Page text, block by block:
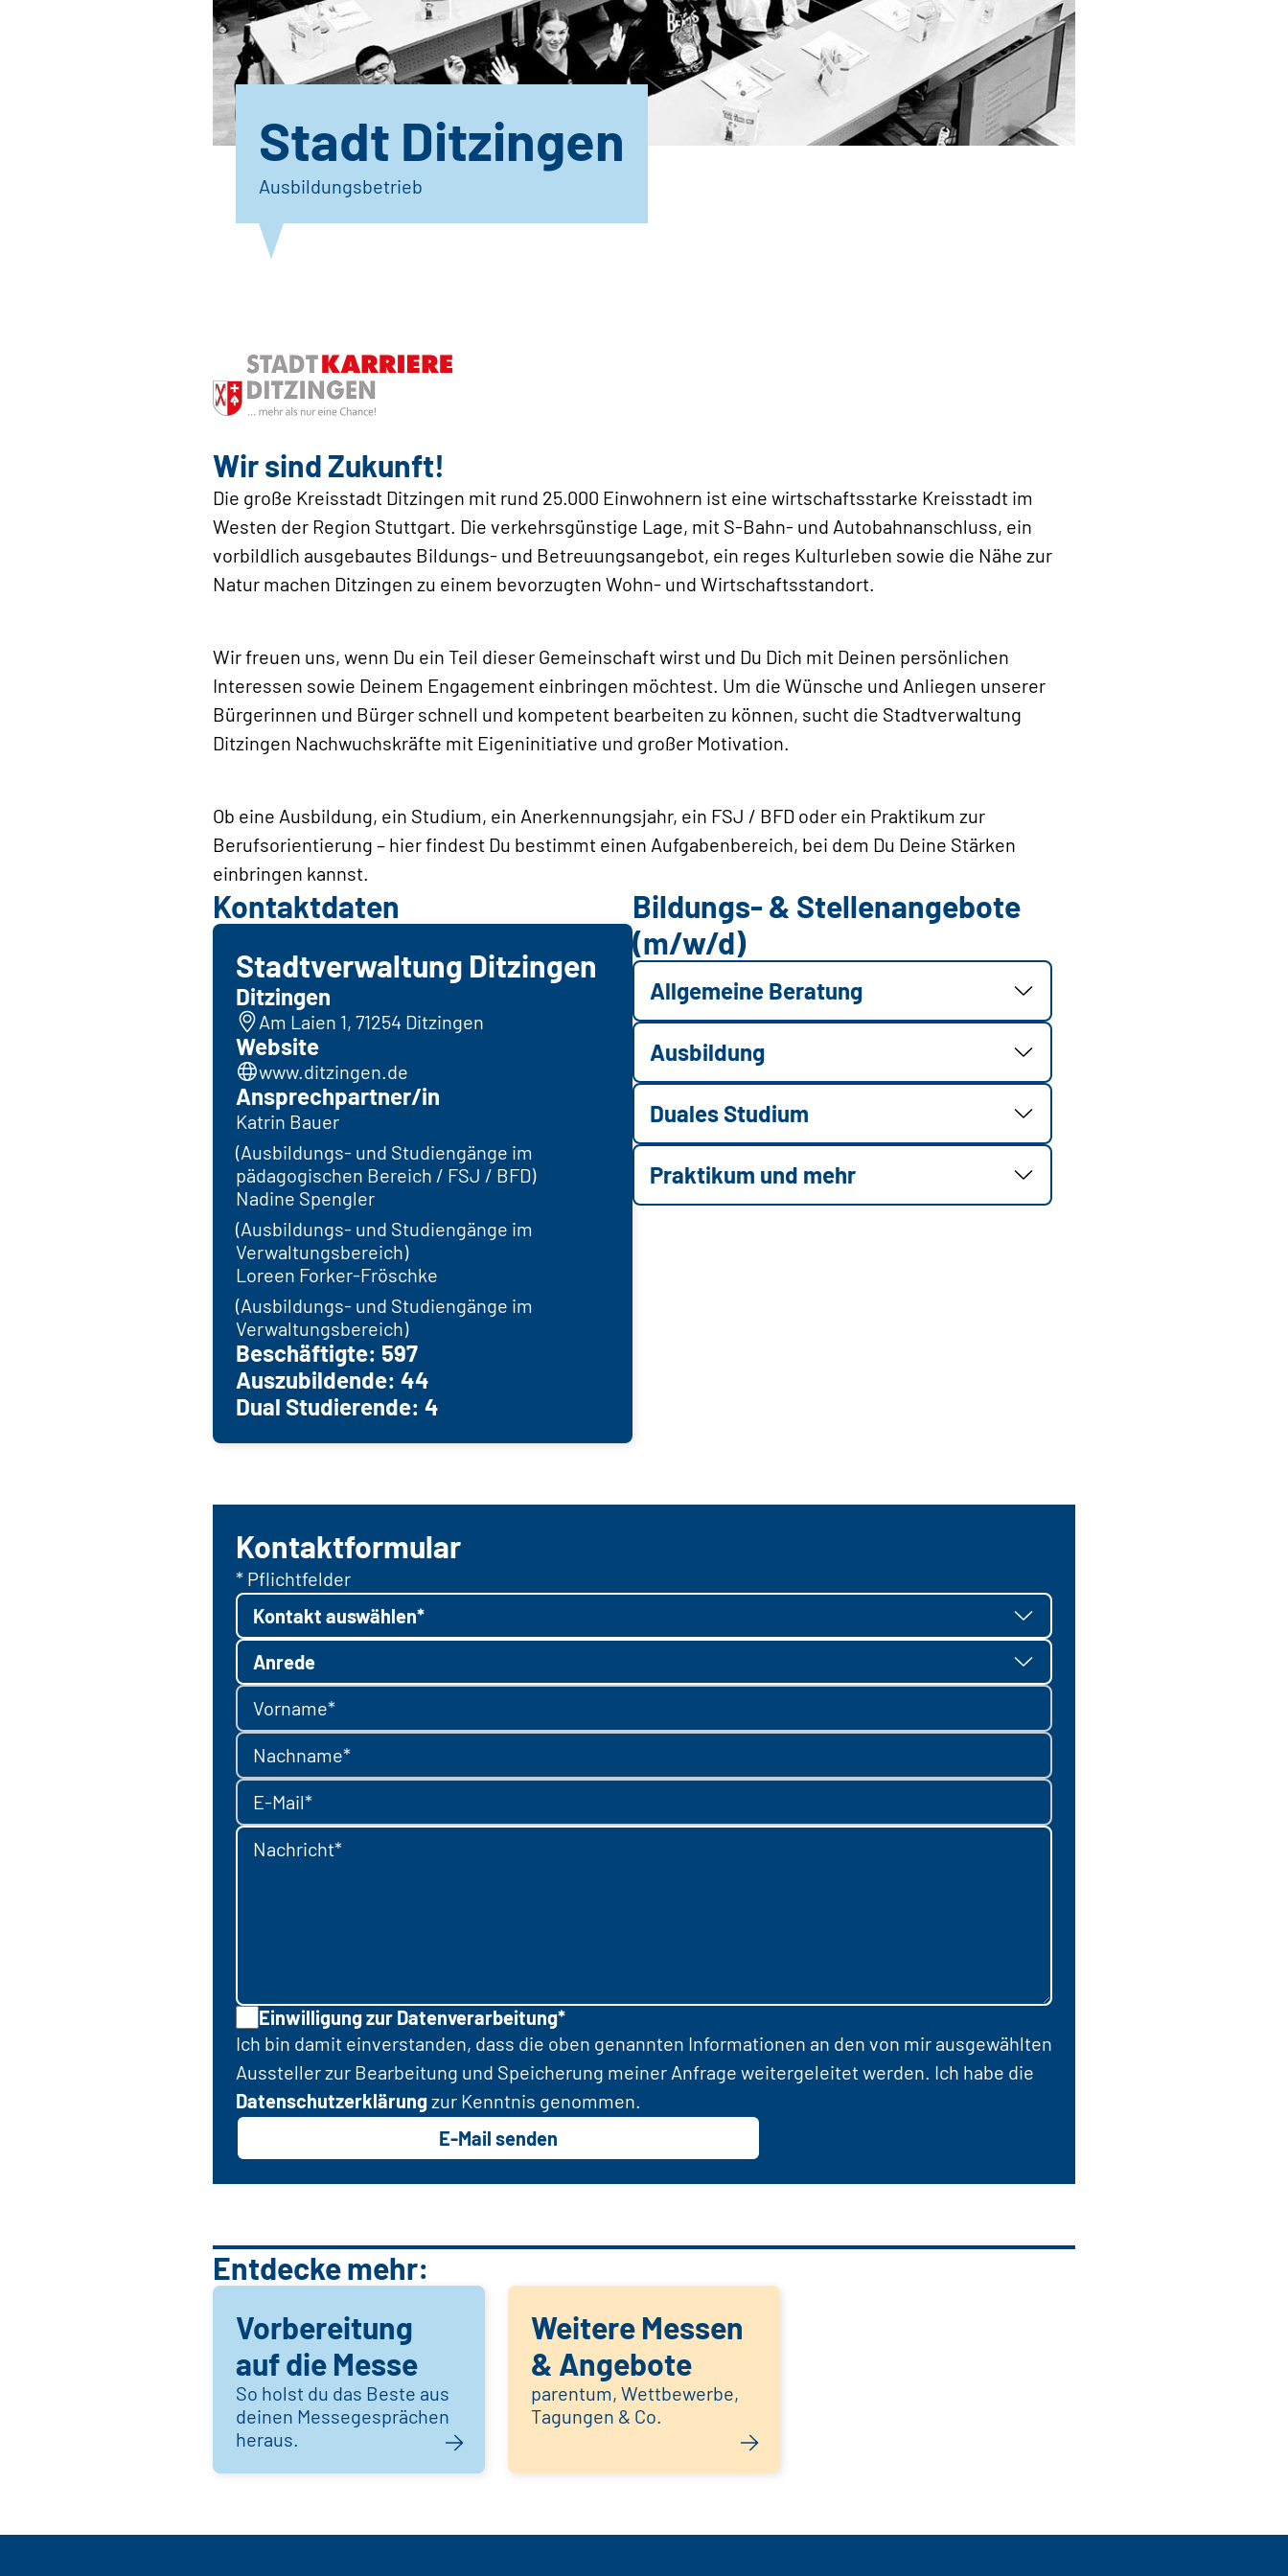
Stadt Ditzingen
Ausbildungsbetrieb
Wir sind Zukunft!
Die große Kreisstadt Ditzingen mit rund 25.000 Einwohnern ist eine wirtschaftsstarke Kreisstadt im
Westen der Region Stuttgart. Die verkehrsgünstige Lage, mit S-Bahn- und Autobahnanschluss, ein
vorbildlich ausgebautes Bildungs- und Betreuungsangebot, ein reges Kulturleben sowie die Nähe zur
Natur machen Ditzingen zu einem bevorzugten Wohn- und Wirtschaftsstandort.
Wir freuen uns, wenn Du ein Teil dieser Gemeinschaft wirst und Du Dich mit Deinen persönlichen
Interessen sowie Deinem Engagement einbringen möchtest. Um die Wünsche und Anliegen unserer
Bürgerinnen und Bürger schnell und kompetent bearbeiten zu können, sucht die Stadtverwaltung
Ditzingen Nachwuchskräfte mit Eigeninitiative und großer Motivation.
Ob eine Ausbildung, ein Studium, ein Anerkennungsjahr, ein FSJ / BFD oder ein Praktikum zur
Berufsorientierung – hier findest Du bestimmt einen Aufgabenbereich, bei dem Du Deine Stärken
einbringen kannst.
Kontaktdaten
Stadtverwaltung Ditzingen
Ditzingen
Am Laien 1, 71254 Ditzingen
Website
www.ditzingen.de
Ansprechpartner/in
Katrin Bauer
(Ausbildungs- und Studiengänge im
pädagogischen Bereich / FSJ / BFD)
Nadine Spengler
(Ausbildungs- und Studiengänge im
Verwaltungsbereich)
Loreen Forker-Fröschke
(Ausbildungs- und Studiengänge im
Verwaltungsbereich)
Beschäftigte: 597
Auszubildende: 44
Dual Studierende: 4
Bildungs- & Stellenangebote
(m/w/d)
Allgemeine Beratung
Ausbildung
Duales Studium
Praktikum und mehr
Kontaktformular
* Pflichtfelder
Kontakt auswählen*
Anrede
Vorname*
Nachname*
E-Mail*
Nachricht*
Einwilligung zur Datenverarbeitung*
Ich bin damit einverstanden, dass die oben genannten Informationen an den von mir ausgewählten
Aussteller zur Bearbeitung und Speicherung meiner Anfrage weitergeleitet werden. Ich habe die
Datenschutzerklärungzur Kenntnis genommen.
E-Mail senden
Entdecke mehr:
Vorbereitung
auf die Messe
So holst du das Beste aus
deinen Messegesprächen
heraus.
Weitere Messen
& Angebote
parentum, Wettbewerbe,
Tagungen & Co.